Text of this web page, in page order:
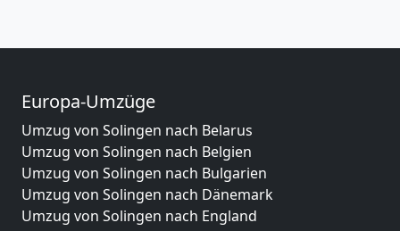
Europa-Umzüge
Umzug von Solingen nach Belarus
Umzug von Solingen nach Belgien
Umzug von Solingen nach Bulgarien
Umzug von Solingen nach Dänemark
Umzug von Solingen nach England